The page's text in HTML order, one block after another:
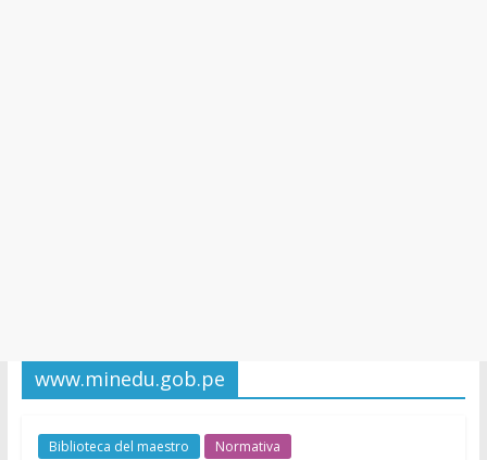
www.minedu.gob.pe
Biblioteca del maestro Normativa